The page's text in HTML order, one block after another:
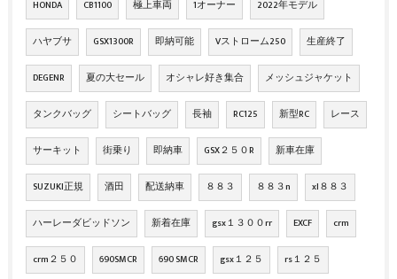
HONDA CB1100 極上車両 1オーナー 2022年モデル
ハヤブサ GSX1300R 即納可能 Vストローム250 生産終了
DEGENR 夏の大セール オシャレ好き集合 メッシュジャケット
タンクバッグ シートバッグ 長袖 RC125 新型RC レース
サーキット 街乗り 即納車 GSX２５０R 新車在庫
SUZUKI正規 酒田 配送納車 ８８３ ８８３n xl８８３
ハーレーダビッドソン 新着在庫 gsx１３００rr EXCF crm
crm２５０ 690SMCR 690 SMCR gsx１２５ rs１２５